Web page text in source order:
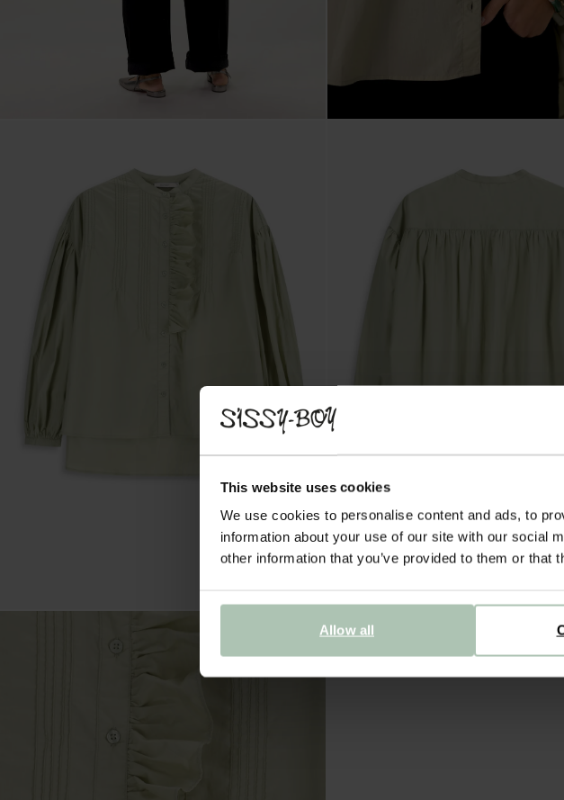
This website uses cookies
We use cookies to personalise content and ads, to
information about your use of our site with our social
other information that you’ve provided to them or
Allow all